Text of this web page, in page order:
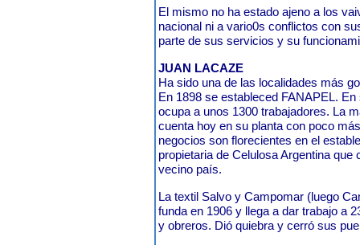
El mismo no ha estado ajeno a los
nacional ni a vario0s conflictos con
parte de sus servicios y su
JUAN LACAZE
Ha sido una de las localidades más
En 1898 se estableced FANAPEL.
ocupa a unos 1300 trabajadores. La
cuenta hoy en su planta con poco
negocios son florecientes en el
propietaria de Celulosa Argentina
vecino país.
La textil Salvo y Campomar (luego
funda en 1906 y llega a dar trabajo a
y obreros. Dió quiebra y cerró sus